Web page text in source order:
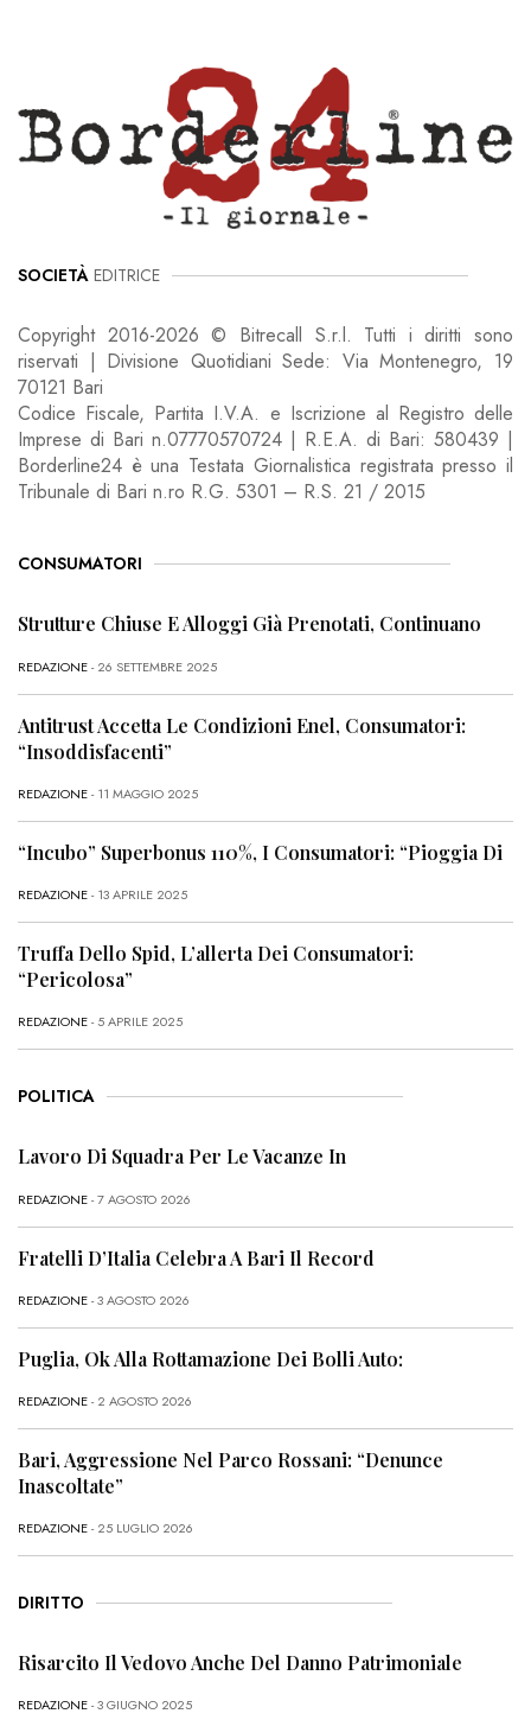
SOCIETÀ EDITRICE
Copyright 2016-2026 © Bitrecall S.r.l. Tutti i diritti sono
riservati | Divisione Quotidiani Sede: Via Montenegro, 19
70121 Bari
Codice Fiscale, Partita I.V.A. e Iscrizione al Registro delle
Imprese di Bari n.07770570724 | R.E.A. di Bari: 580439 |
Borderline24 è una Testata Giornalistica registrata presso il
Tribunale di Bari n.ro R.G. 5301 – R.S. 21 / 2015
CONSUMATORI
Strutture Chiuse E Alloggi Già Prenotati, Continuano
REDAZIONE- 26 SETTEMBRE 2025
Antitrust Accetta Le Condizioni Enel, Consumatori:
“Insoddisfacenti”
REDAZIONE- 11 MAGGIO 2025
“Incubo” Superbonus 110%, I Consumatori: “Pioggia Di
REDAZIONE- 13 APRILE 2025
Truffa Dello Spid, L’allerta Dei Consumatori:
“Pericolosa”
REDAZIONE- 5 APRILE 2025
POLITICA
Lavoro Di Squadra Per Le Vacanze In
REDAZIONE- 7 AGOSTO 2026
Fratelli D’Italia Celebra A Bari Il Record
REDAZIONE- 3 AGOSTO 2026
Puglia, Ok Alla Rottamazione Dei Bolli Auto:
REDAZIONE- 2 AGOSTO 2026
Bari, Aggressione Nel Parco Rossani: “Denunce
Inascoltate”
REDAZIONE- 25 LUGLIO 2026
DIRITTO
Risarcito Il Vedovo Anche Del Danno Patrimoniale
REDAZIONE- 3 GIUGNO 2025